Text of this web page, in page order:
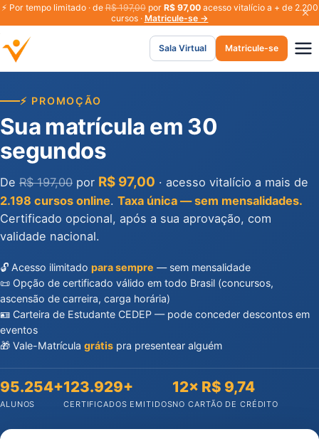
⚡ Por tempo limitado · deR$ 197,00por R$ 97,00acesso vitalício a + de 2.200
cursos · Matricule-se →
Sala Virtual Matricule-se
⚡ PROMOÇÃO
Sua matrícula em 30
segundos
De R$ 197,00 por R$ 97,00 · acesso vitalício a mais de
2.198 cursos online. Taxa única — sem mensalidades.
Certificado opcional, após a sua aprovação, com
validade nacional.
🔓 Acesso ilimitado para sempre — sem mensalidade
📜 Opção de certificado válido em todo Brasil (concursos,
ascensão de carreira, carga horária)
🪪 Carteira de Estudante CEDEP — pode conceder descontos em
eventos
🎁 Vale-Matrícula grátis pra presentear alguém
95.254+
ALUNOS
123.929+
CERTIFICADOS EMITIDOS
12× R$ 9,74
NO CARTÃO DE CRÉDITO